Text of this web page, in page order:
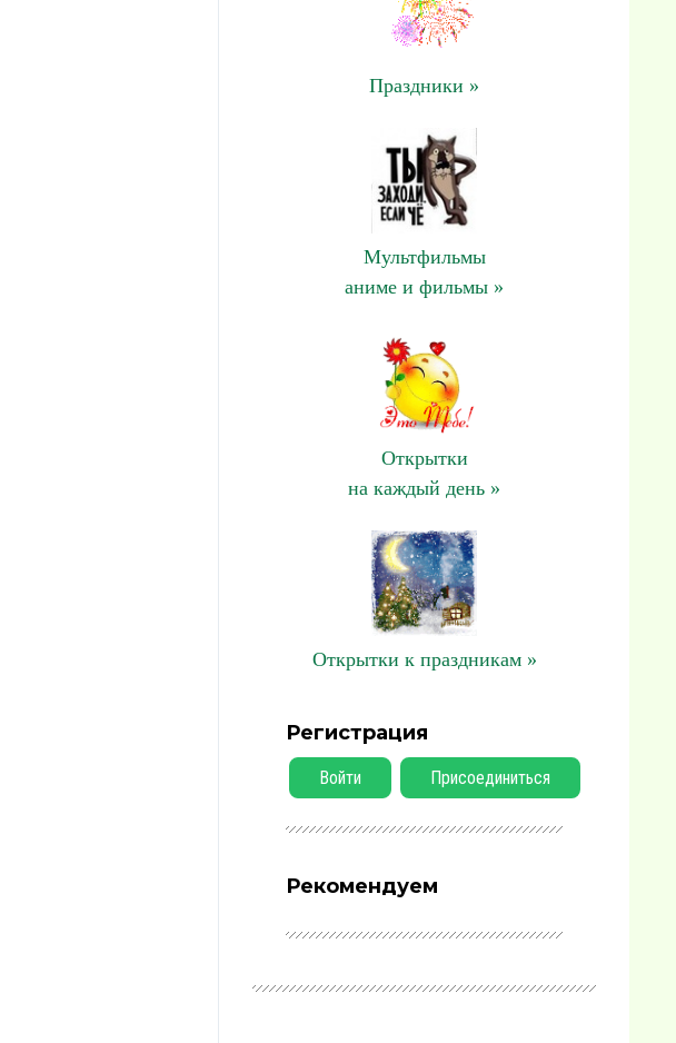
Праздники »
Мультфильмы
аниме и фильмы »
Открытки
на каждый день »
Открытки к праздникам »
Регистрация
Войти Присоединиться
Рекомендуем